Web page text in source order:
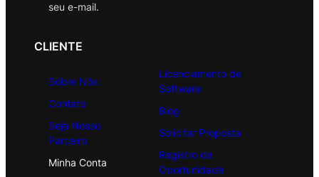
seu e-mail.
CLIENTE
Sobre Nós
Contato
Seja Nosso
Parceiro
Minha Conta
Licenciamento de
Software
Blog
Solicitar Proposta
Registro de
Oportunidade